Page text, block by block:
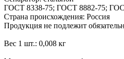
ГОСТ 8338-75; ГОСТ 8882-75;
Страна происхождения: Россия
Продукция не подлежит
Вес 1 шт.: 0,008 кг